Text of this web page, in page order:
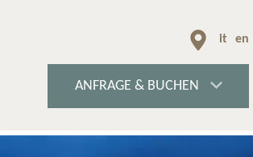
ANFRAGE & BUCHEN
it en